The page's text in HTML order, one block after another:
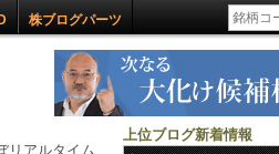
株ブログパーツ
リアルタイム
上位ブログ新着情報